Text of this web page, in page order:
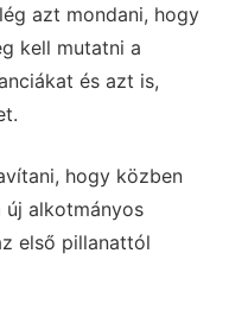
azt mondani, hogy
kell mutatni a
és azt is,
hogy közben
új alkotmányos
első pillanattól